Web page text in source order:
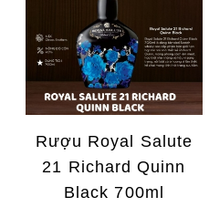
Rượu Royal Salute
21 Richard Quinn
Black 700ml